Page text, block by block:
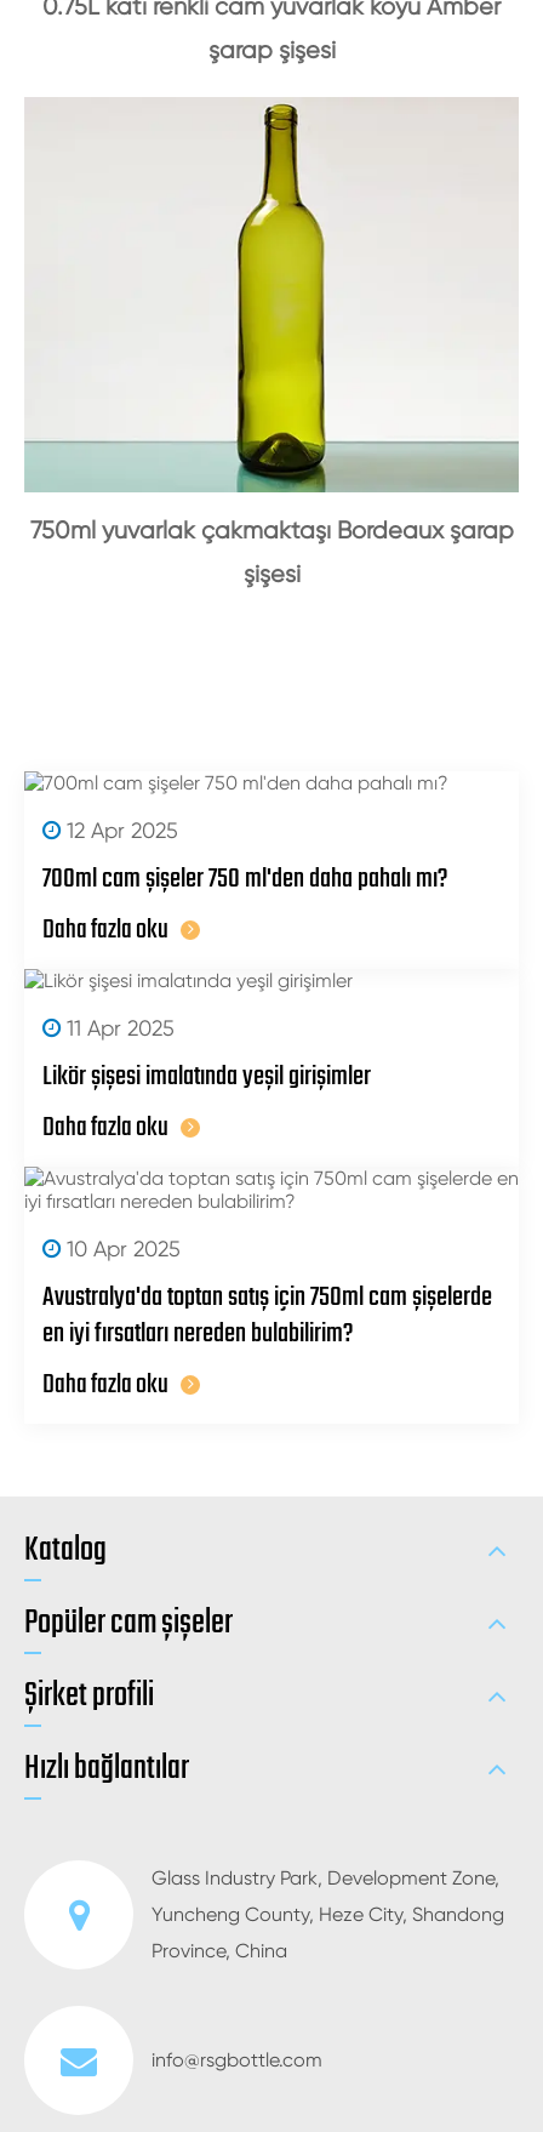
0.75L katı renkli cam yuvarlak koyu Amber
şarap şişesi
750ml yuvarlak çakmaktaşı Bordeaux şarap
şişesi
12 Apr 2025
700ml cam şişeler 750 ml'den daha pahalı mı?
Daha fazla oku
11 Apr 2025
Likör şişesi imalatında yeşil girişimler
Daha fazla oku
10 Apr 2025
Avustralya'da toptan satış için 750ml cam şişelerde
en iyi fırsatları nereden bulabilirim?
Daha fazla oku
Katalog
Popüler cam şişeler
Şirket profili
Hızlı bağlantılar
Glass Industry Park, Development Zone,
Yuncheng County, Heze City, Shandong
Province, China
info@rsgbottle.com